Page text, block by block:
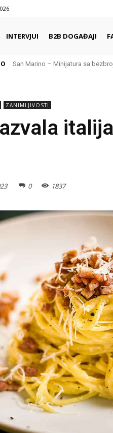
INTERVJUI B2B DOGAĐAJI
Local lore hunting – grad je
San Marino – Minijatura sa bezbroj
ZANIMLJIVOSTI
0 1837